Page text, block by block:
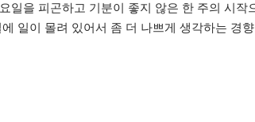
일을 피곤하고 기분이 좋지 않은 한 주의 시작
일이 몰려 있어서 좀 더 나쁘게 생각하는 경